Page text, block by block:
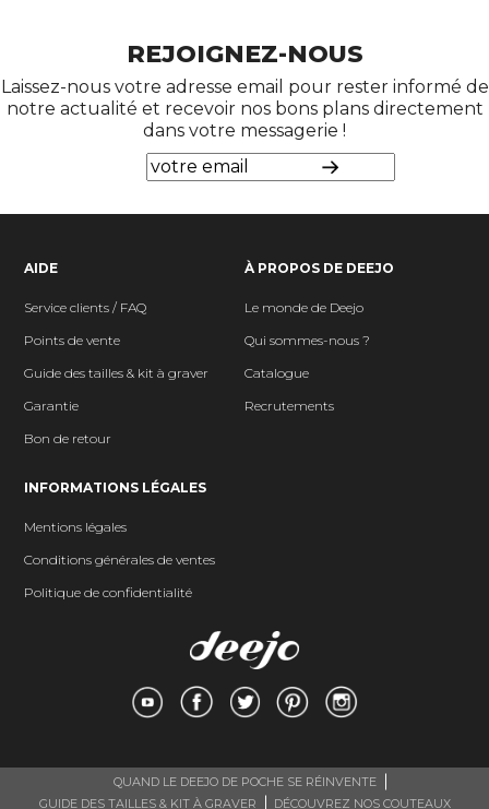
REJOIGNEZ-NOUS
Laissez-nous votre adresse email pour rester informé de
notre actualité et recevoir nos bons plans directement
dans votre messagerie !
AIDE
Service clients / FAQ
Points de vente
Guide des tailles & kit à graver
Garantie
Bon de retour
À PROPOS DE DEEJO
Le monde de Deejo
Qui sommes-nous ?
Catalogue
Recrutements
INFORMATIONS LÉGALES
Mentions légales
Conditions générales de ventes
Politique de confidentialité
QUAND LE DEEJO DE POCHE SE RÉINVENTE
GUIDE DES TAILLES & KIT À GRAVER
DÉCOUVREZ NOS COUTEAUX